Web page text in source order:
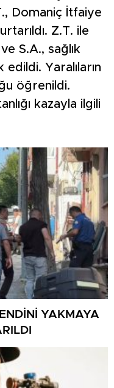
Domaniç İtfaiye
Z.T. ile
S.A., sağlık
Yaralıların
öğrenildi.
kazayla ilgili
YAKMAYA